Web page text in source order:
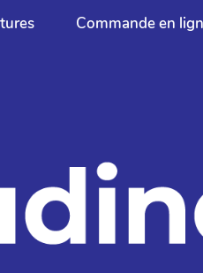
Commande en